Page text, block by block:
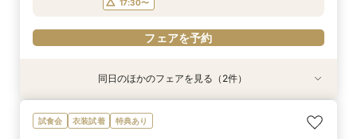
17:30〜
フェアを予約
特典あり
【2名～OK！挙式＆会食に◎】フロア貸切り体験
×絶品試食
特典あり
大好評15大特典♪憧れも予算も実現！コスパ重視
のお得婚フェア
同日のほかのフェアを見る（2件）
試食会 衣装試着 特典あり